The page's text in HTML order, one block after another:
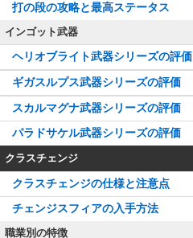
打の段の攻略と最高ステータス
インゴット武器
ヘリオブライト武器シリーズの評価
ギガスルプス武器シリーズの評価
スカルマグナ武器シリーズの評価
パラドサケル武器シリーズの評価
クラスチェンジ
クラスチェンジの仕様と注意点
チェンジスフィアの入手方法
職業別の特徴